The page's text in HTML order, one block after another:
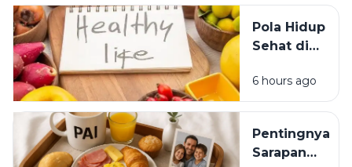
dan Obat
Keras:
Memilih
Obat
dengan
Aman
Pola Hidup
Sehat di
Kesibukan:
Tips
Kesehatan
Meski
6 hours ago
Pentingnya
Sarapan